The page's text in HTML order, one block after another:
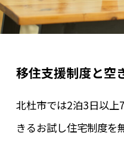
移住支援制度と空
北杜市では2泊3日以上
きるお試し住宅制度を